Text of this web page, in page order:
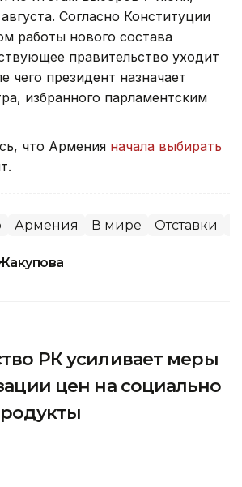
Согласно Конституции
работы нового состава
правительство уходит
чего президент назначает
избранного парламентским
что Армения начала выбирать
Армения В мире Отставки
РК усиливает меры
цен на социально